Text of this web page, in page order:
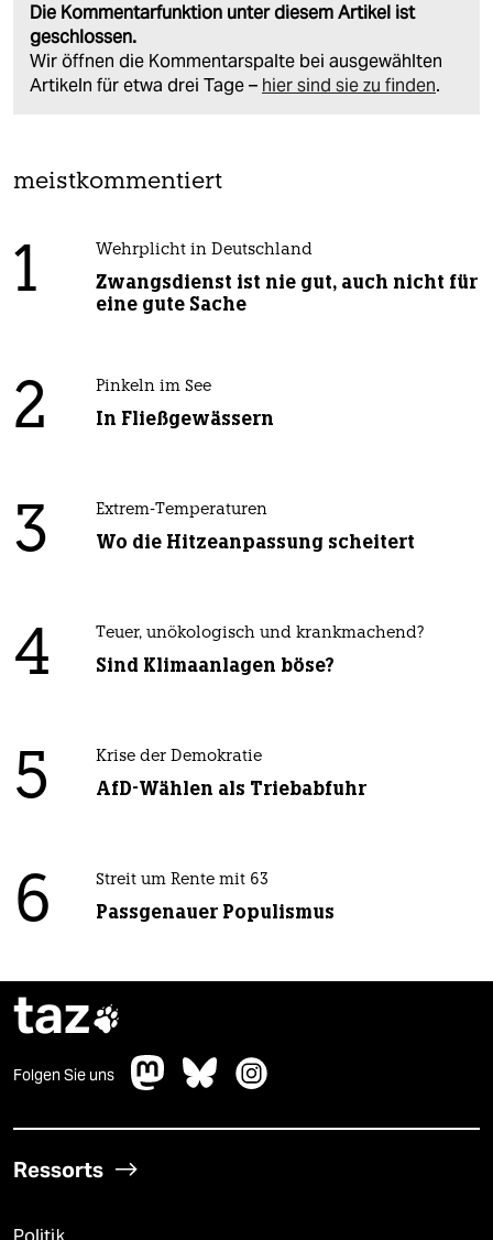
Die Kommentarfunktion unter diesem Artikel ist
geschlossen.
Wir öffnen die Kommentarspalte bei ausgewählten
Artikeln für etwa drei Tage – hier sind sie zu finden.
meistkommentiert
1 Wehrplicht in Deutschland
Zwangsdienst ist nie gut, auch nicht für
eine gute Sache
2 Pinkeln im See
In Fließgewässern
3 Extrem-Temperaturen
Wo die Hitzeanpassung scheitert
4 Teuer, unökologisch und krankmachend?
Sind Klimaanlagen böse?
5 Krise der Demokratie
AfD-Wählen als Triebabfuhr
6 Streit um Rente mit 63
Passgenauer Populismus
taz
Folgen Sie uns
Ressorts